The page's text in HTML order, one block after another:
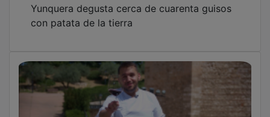
con patata de la tierra